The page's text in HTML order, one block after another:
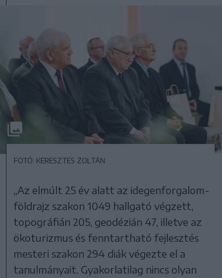
FOTÓ: KERESZTES ZOLTÁN
„Az elmúlt 25 év alatt az idegenforgalom-
földrajz szakon 1049 hallgató végzett,
topográfián 205, geodézián 47, illetve az
ökoturizmus és fenntartható fejlesztés
mesteri szakon 294 diák végezte el a
tanulmányait. Gyakorlatilag nincs olyan